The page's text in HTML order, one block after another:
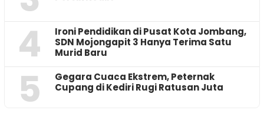
4
Ironi Pendidikan di Pusat Kota Jombang,
SDN Mojongapit 3 Hanya Terima Satu
Murid Baru
5
‎Gegara Cuaca Ekstrem, Peternak
Cupang di Kediri Rugi Ratusan Juta